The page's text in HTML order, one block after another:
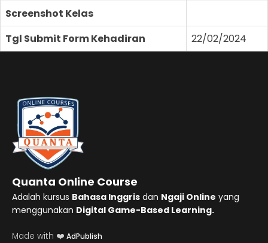
Screenshot Kelas
Tgl Submit Form Kehadiran
22/02/2024
Quanta Online Course
Adalah kursus Bahasa Inggris dan Ngaji Online yang
menggunakan Digital Game-Based Learning.
Made with ❤️ AdPublish